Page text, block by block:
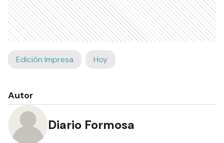
Edición Impresa Hoy
Autor
Diario Formosa